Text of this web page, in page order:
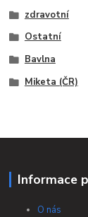
zdravotní
Ostatní
Bavlna
Miketa (ČR)
Informace
O nás